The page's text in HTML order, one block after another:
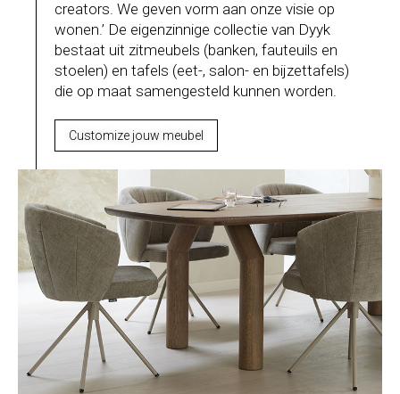
creators. We geven vorm aan onze visie op
wonen.’ De eigenzinnige collectie van Dyyk
bestaat uit zitmeubels (banken, fauteuils en
stoelen) en tafels (eet-, salon- en bijzettafels)
die op maat samengesteld kunnen worden.
Customize jouw meubel